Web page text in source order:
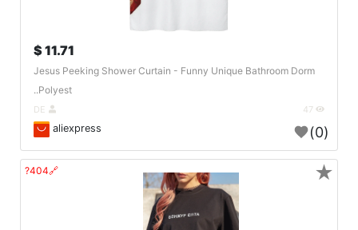
11.71 $
Jesus Peeking Shower Curtain - Funny Unique Bathroom Dorm
Polyest..
aliexpress (0)
🔗404? ★